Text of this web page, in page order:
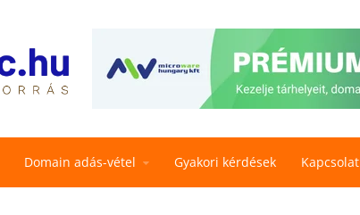
Domain adás-vétel Gyakori kérdések Kapcsolat